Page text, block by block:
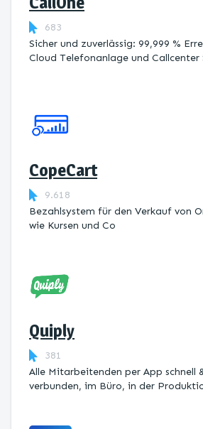
683
Sicher und zuverlässig: 99,999 %
Cloud Telefonanlage und
CopeCart
9.618
Bezahlsystem für den Verkauf von
wie Kursen und Co
Quiply
381
Alle Mitarbeitenden per App schnell
verbunden, im Büro, in der